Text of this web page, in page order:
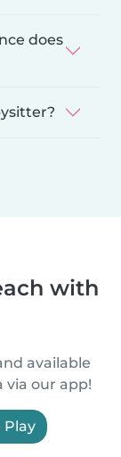
does
with
available
via our app!
Play